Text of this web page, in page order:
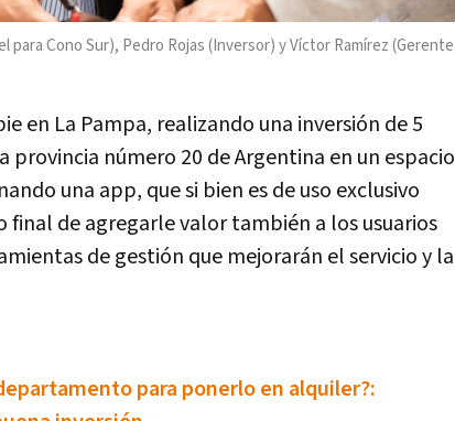
Cono Sur), Pedro Rojas (Inversor) y Víctor Ramírez (Gerente
en La Pampa, realizando una inversión de 5
número 20 de Argentina en un espacio
una app, que si bien es de uso exclusivo
final de agregarle valor también a los usuarios
de gestión que mejorarán el servicio y la
para ponerlo en alquiler?: